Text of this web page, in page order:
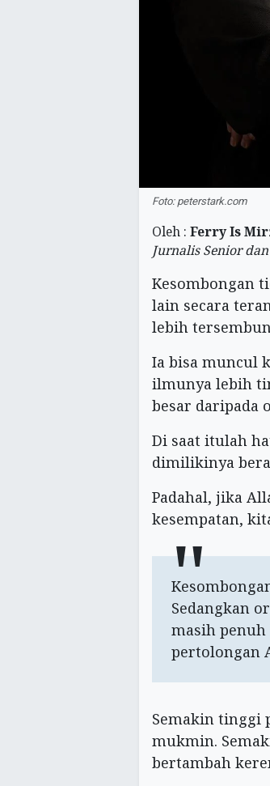
Foto: peterstark.com
Oleh : Ferry Is
Jurnalis Senior
Kesombongan
lain secara
lebih
Ia bisa muncul
ilmunya lebih
besar daripada
Di saat itulah
dimilikinya
Padahal, jika
kesempatan,
Sedangkan
masih
pertolongan
Semakin tinggi
mukmin.
bertambah